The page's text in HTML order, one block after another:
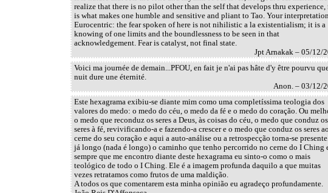
realize that there is no pilot other than the self that develops thru experience,
is what makes one humble and sensitive and pliant to Tao. Your
Eurocentric: the fear spoken of here is not nihilistic a la existentialism; it is a
knowing of one limits and the boundlessness to be seen in that
acknowledgement. Fear is catalyst, not final state.
Jpt Arnakak – 05/12/
Voici ma journée de demain...PFOU, en fait je n'ai pas hâte d'y être pourvu
nuit dure une éternité.
Anon. – 03/12/
Este hexagrama exibiu-se diante mim como uma completíssima teologia dos
valores do medo: o medo do céu, o medo da fé e o medo do coração. Ou
o medo que reconduz os seres a Deus, às coisas do céu, o medo que conduz os
seres à fé, revivificando-a e fazendo-a crescer e o medo que conduz os seres ao
cerne do seu coração e aqui a auto-análise ou a retrospecção torna-se
já longo (nada é longo) o caminho que tenho percorrido no cerne do I Ching
sempre que me encontro diante deste hexagrama eu sinto-o como o mais
teológico de todo o I Ching. Ele é a imagem profunda daquilo a que muitas
vezes retratamos como frutos de uma maldição.
A todos os que comentarem esta minha opinião eu agradeço profundamente.